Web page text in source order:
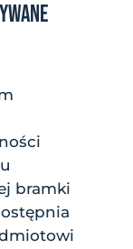
bramki